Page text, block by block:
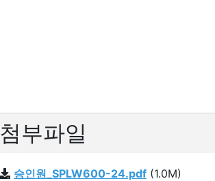
첨부파일
승인원_SPLW600-24.pdf (1.0M)